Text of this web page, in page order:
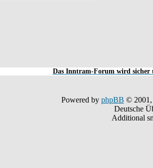
Das Inntram-Forum wird sicher
Powered by phpBB © 2001,
Deutsche
Additional